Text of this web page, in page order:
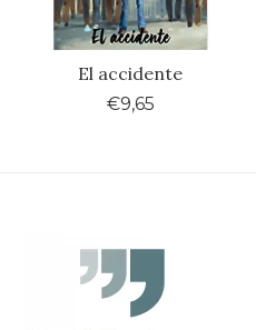
El accidente
€9,65